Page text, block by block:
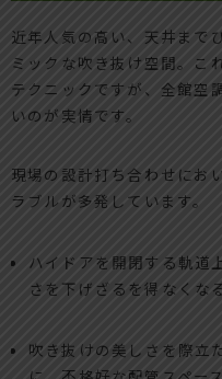
近年人気の高い、天井まで
ミックな吹き抜け空間。こ
テクニックですが、全館空
いのが実情です。
現場の設計打ち合わせにお
ラブルが多発しています。
ハイドアを開閉する軌道
さを下げざるを得なくな
吹き抜けの美しさを際立